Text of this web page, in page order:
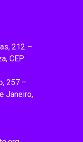
212 –
CEP
257 –
Janeiro,